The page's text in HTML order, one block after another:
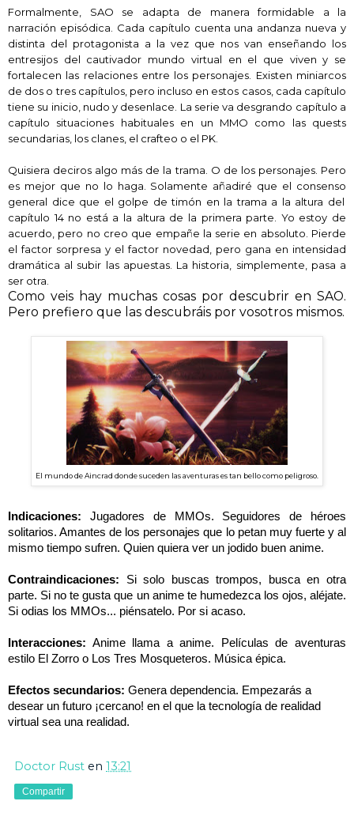
Formalmente, SAO se adapta de manera formidable a la
narración episódica. Cada capítulo cuenta una andanza nueva y
distinta del protagonista a la vez que nos van enseñando los
entresijos del cautivador mundo virtual en el que viven y se
fortalecen las relaciones entre los personajes. Existen miniarcos
de dos o tres capítulos, pero incluso en estos casos, cada capítulo
tiene su inicio, nudo y desenlace. La serie va desgrando capítulo a
capítulo situaciones habituales en un MMO como las quests
secundarias, los clanes, el crafteo o el PK.
Quisiera deciros algo más de la trama. O de los personajes. Pero
es mejor que no lo haga. Solamente añadiré que el consenso
general dice que el golpe de timón en la trama a la altura del
capítulo 14no está a la altura de la primera parte. Yo estoy de
acuerdo, pero no creo que empañe la serie en absoluto. Pierde
el factor sorpresa y el factor novedad, pero gana en intensidad
dramática al subir las apuestas. La historia, simplemente, pasa a
ser otra.
Como veis hay muchas cosas por descubrir en SAO.
Pero prefiero que las descubráis por vosotros mismos.
El mundo de Aincrad donde suceden las aventuras es tan bello como peligroso.
Indicaciones: Jugadores de MMOs. Seguidores de héroes
solitarios. Amantes de los personajes que lo petan muy fuerte y al
mismo tiempo sufren. Quien quiera ver un jodido buen anime.
Contraindicaciones: Si solo buscas trompos, busca en otra
parte. Si no te gusta que un anime te humedezca los ojos, aléjate.
Si odias los MMOs... piénsatelo. Por si acaso.
Interacciones: Anime llama a anime. Películas de aventuras
estilo El Zorro o Los Tres Mosqueteros. Música épica.
Efectos secundarios: Genera dependencia. Empezarás a
desear un futuro ¡cercano! en el que la tecnología de realidad
virtual sea una realidad.
Doctor Rust en 13:21
Compartir